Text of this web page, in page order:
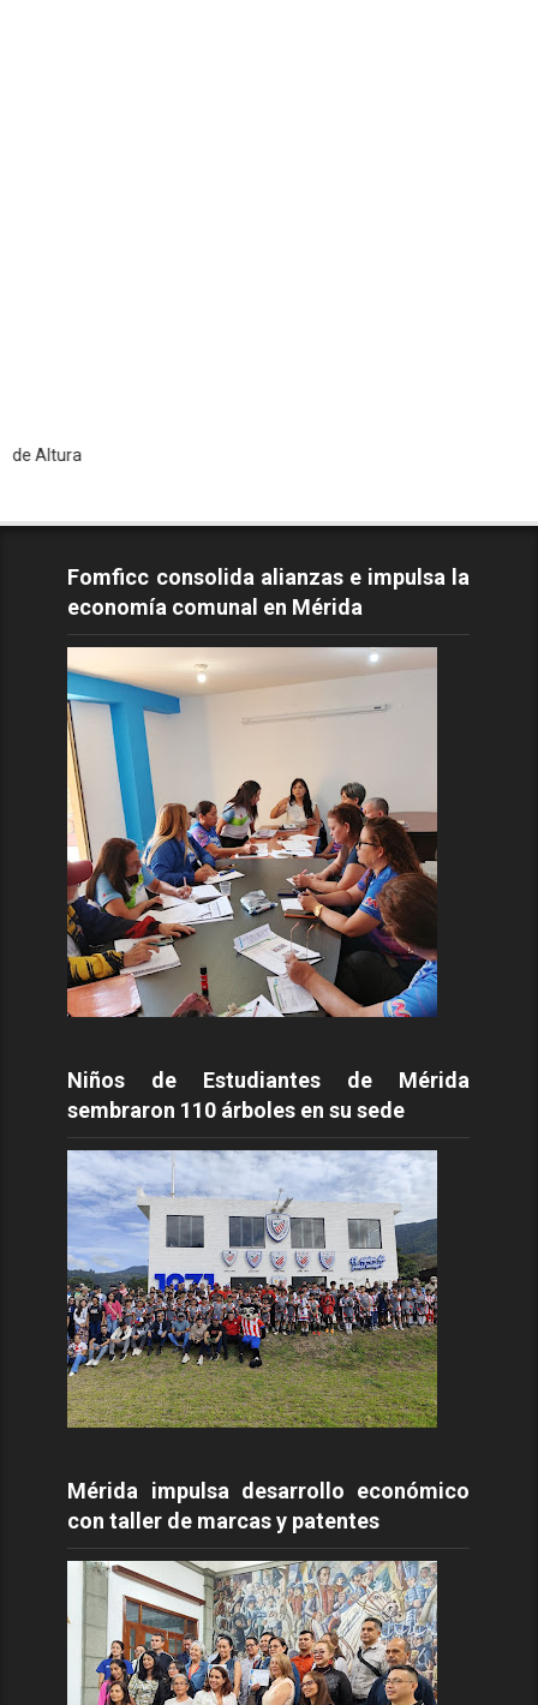
Fomficc consolida alianzas e impulsa la
economía comunal en Mérida
Niños de Estudiantes de Mérida
sembraron 110 árboles en su sede
Mérida impulsa desarrollo económico
con taller de marcas y patentes